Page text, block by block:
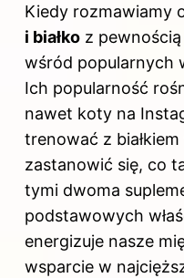
Kiedy rozmawiamy
i białko z pewnością
wśród popularnych
Ich popularność
nawet koty na
trenować z
zastanowić się, co
tymi dwoma
podstawowych
energizuje nasze
wsparcie w